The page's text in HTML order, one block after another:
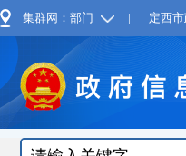
集群网：部门 | 定西